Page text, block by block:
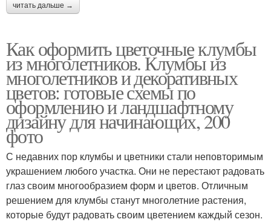
читать дальше →
Как оформить цветочные клумбы
из многолетников. Клумбы из
многолетников и декоративных
цветов: готовые схемы по
оформлению и ландшафтному
дизайну для начинающих, 200
фото
С недавних пор клумбы и цветники стали неповторимым
украшением любого участка. Они не перестают радовать
глаз своим многообразием форм и цветов. Отличным
решением для клумбы станут многолетние растения,
которые будут радовать своим цветением каждый сезон.